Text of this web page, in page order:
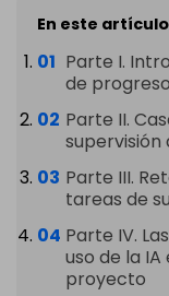
En este artículo
Parte I.
de
Parte II.
Parte III.
tareas de
Parte IV.
uso de la
proyecto